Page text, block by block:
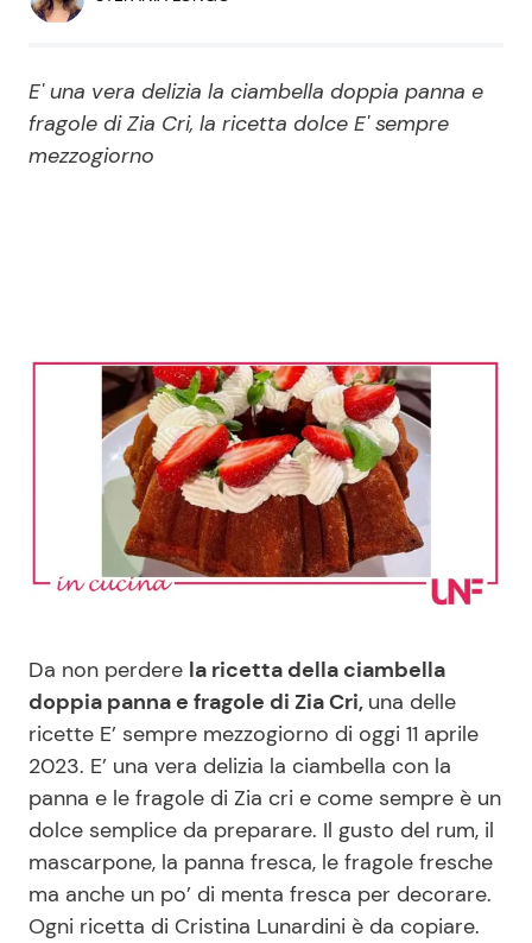
Economia
Persone Scomparse
Politica
Programmi TV
News Cinema
News Musica
News Spettacolo
News dal mondo
Benessere
Moda e Style
Mondo Mamma
News benessere
Salute
Cucina e Ricette
Dolci
Le Ricette in TV
Primi Piatti
Ricette Facili e Veloci
E' una vera delizia la ciambella doppia panna e
fragole di Zia Cri, la ricetta dolce E' sempre
mezzogiorno
Da non perdere la ricetta della ciambella
doppia panna e fragole di Zia Cri, una delle
ricette E’ sempre mezzogiorno di oggi 11 aprile
2023. E’ una vera delizia la ciambella con la
panna e le fragole di Zia cri e come sempre è un
dolce semplice da preparare. Il gusto del rum, il
mascarpone, la panna fresca, le fragole fresche
ma anche un po’ di menta fresca per decorare.
Ogni ricetta di Cristina Lunardini è da copiare.